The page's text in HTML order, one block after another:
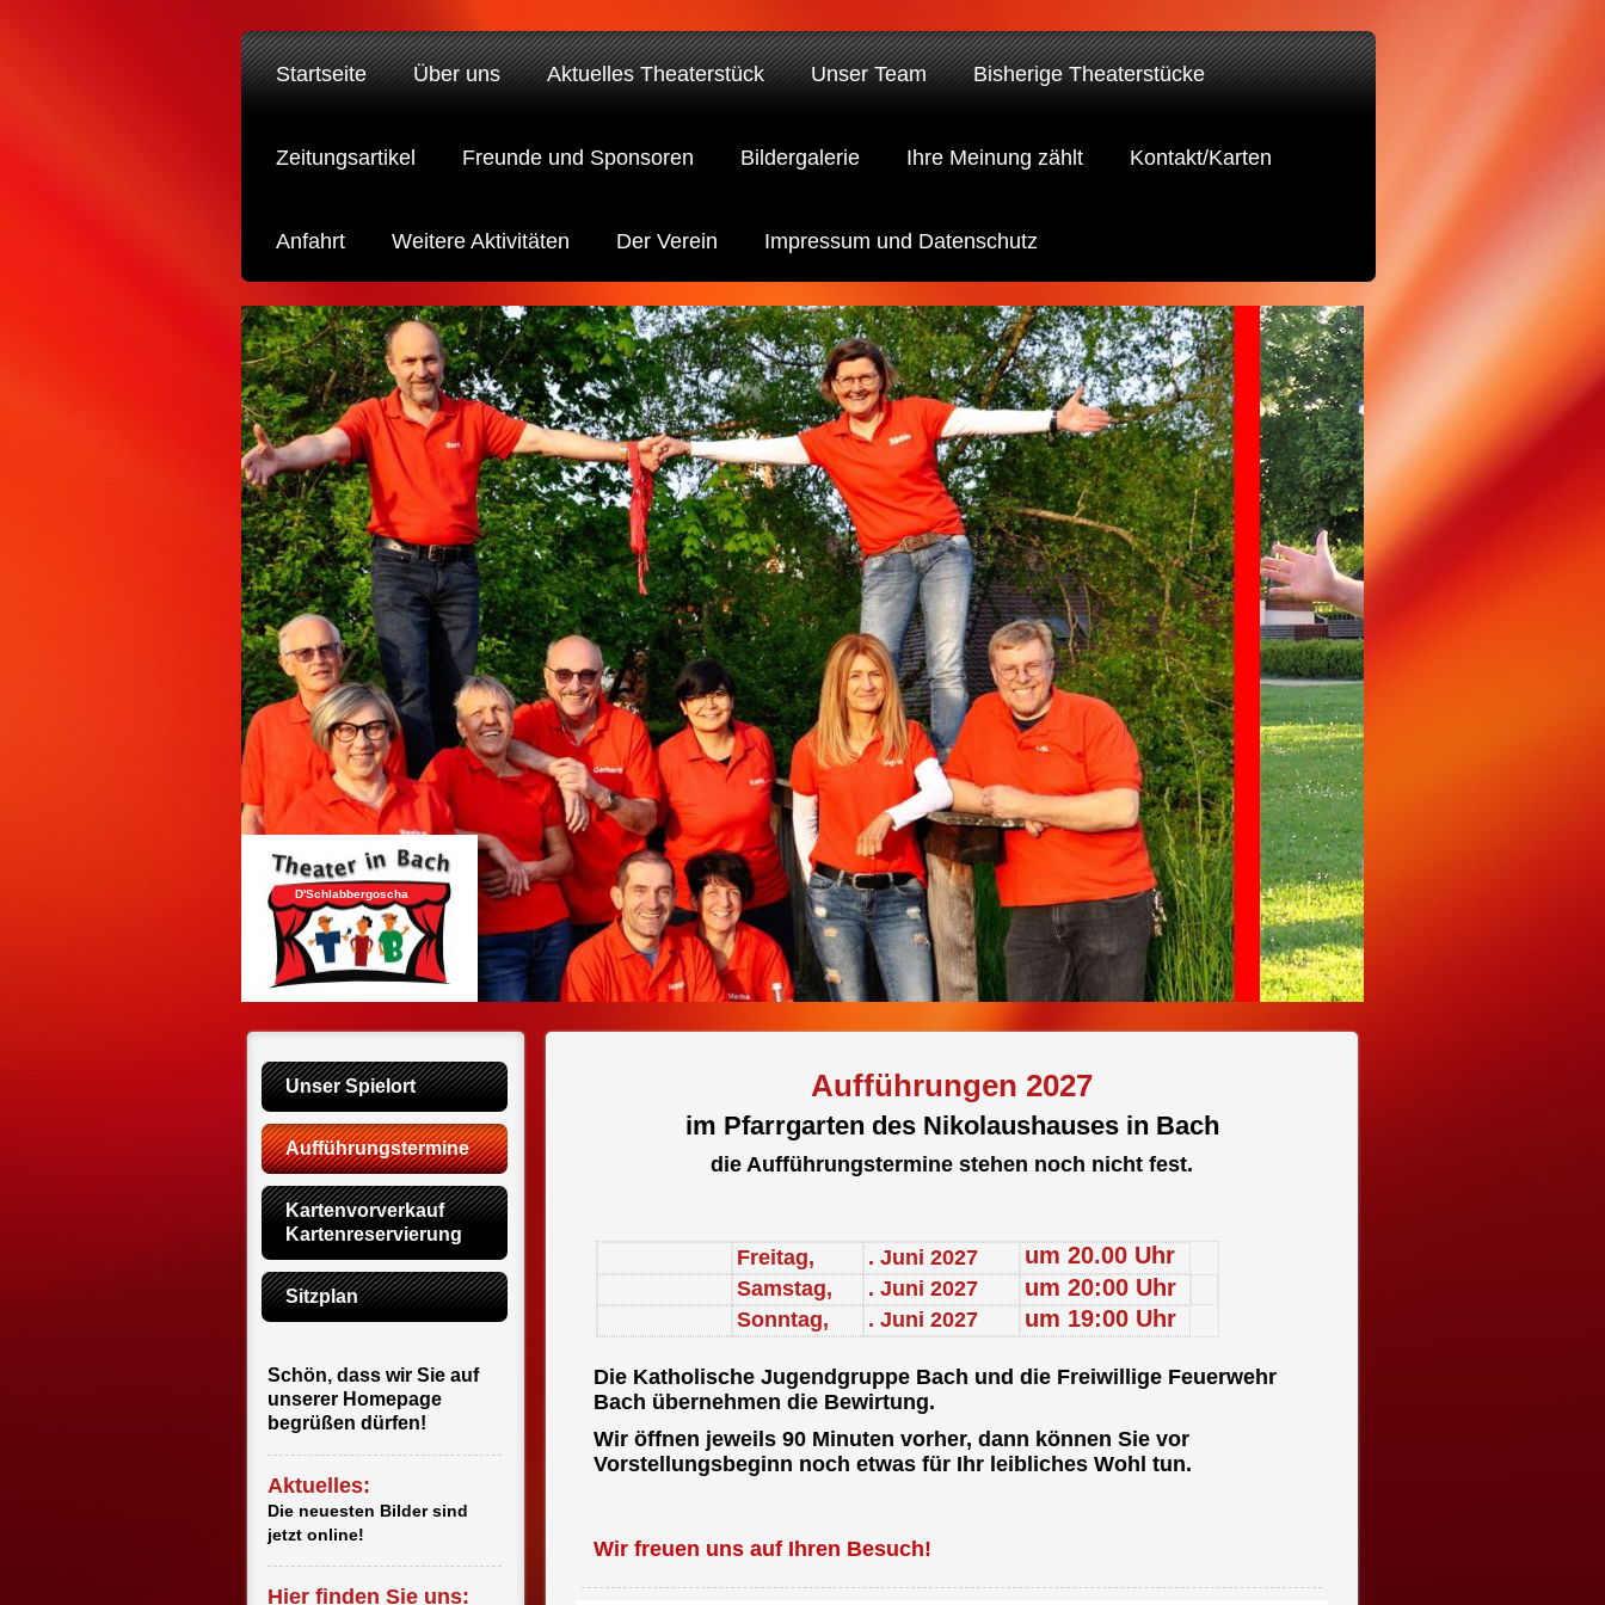
Startseite Über uns Aktuelles Theaterstück Unser Team Bisherige Theaterstücke
Zeitungsartikel Freunde und Sponsoren Bildergalerie Ihre Meinung zählt Kontakt/Karten
Anfahrt Weitere Aktivitäten Der Verein Impressum und Datenschutz
D'Schlabbergoscha
Unser Spielort
Aufführungstermine
Kartenvorverkauf
Kartenreservierung
Sitzplan
Schön, dass wir Sie auf
unserer Homepage
begrüßen dürfen!
Aktuelles:
Die neuesten Bilder sind
jetzt online!
Hier finden Sie uns:
Aufführungen 2027
im Pfarrgarten des Nikolaushauses in Bach
die Aufführungstermine stehen noch nicht fest.
Freitag, . Juni 2027 um 20.00 Uhr
Samstag, . Juni 2027 um 20:00 Uhr
Sonntag, . Juni 2027 um 19:00 Uhr
Die Katholische Jugendgruppe Bach und die Freiwillige Feuerwehr
Bach übernehmen die Bewirtung.
Wir öffnen jeweils 90 Minuten vorher, dann können Sie vor
Vorstellungsbeginn noch etwas für Ihr leibliches Wohl tun.
Wir freuen uns auf Ihren Besuch!